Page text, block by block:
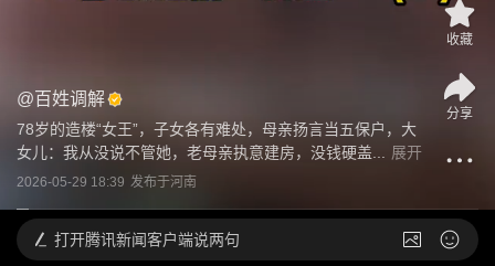
@百姓调解
78岁的造楼“女王”，子女各有难处，母亲扬言当五保户，大
女儿：我从没说不管她，老母亲执意建房，没钱硬盖...
展开
2026-05-29 18:39 发布于河南
收藏
分享
打开腾讯新闻客户端说两句